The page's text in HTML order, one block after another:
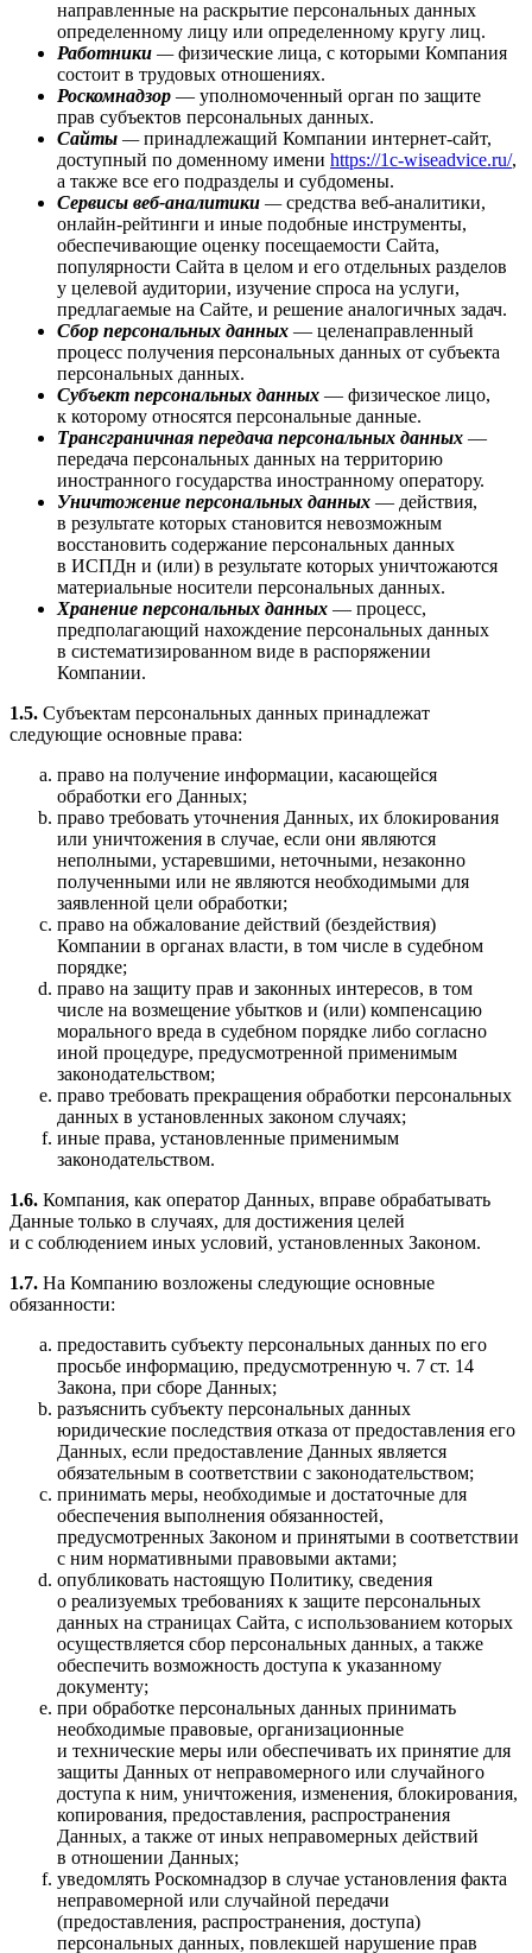
направленные на раскрытие персональных данных
определенному лицу или определенному кругу лиц.
Работники —физические лица, с которыми Компания
состоит в трудовых отношениях.
Роскомнадзор — уполномоченный орган по защите
прав субъектов персональных данных.
Сайты —принадлежащий Компании интернет-сайт,
доступный по доменному имени https://1c-wiseadvice.ru/,
а также все его подразделы и субдомены.
Сервисы веб-аналитики —средства веб-аналитики,
онлайн-рейтинги и иные подобные инструменты,
обеспечивающие оценку посещаемости Сайта,
популярности Сайта в целом и его отдельных разделов
у целевой аудитории, изучение спроса на услуги,
предлагаемые на Сайте, и решение аналогичных задач.
Сбор персональных данных — целенаправленный
процесс получения персональных данных от субъекта
персональных данных.
Субъект персональных данных — физическое лицо,
к которому относятся персональные данные.
Трансграничная передача персональных данных —
передача персональных данных на территорию
иностранного государства иностранному оператору.
Уничтожение персональных данных — действия,
в результате которых становится невозможным
восстановить содержание персональных данных
в ИСПДн и (или) в результате которых уничтожаются
материальные носители персональных данных.
Хранение персональных данных — процесс,
предполагающий нахождение персональных данных
в систематизированном виде в распоряжении
Компании.
1.5. Субъектам персональных данных принадлежат
следующие основные права:
право на получение информации, касающейся
обработки его Данных;
право требовать уточнения Данных, их блокирования
или уничтожения в случае, если они являются
неполными, устаревшими, неточными, незаконно
полученными или не являются необходимыми для
заявленной цели обработки;
право на обжалование действий (бездействия)
Компании в органах власти, в том числе в судебном
порядке;
право на защиту прав и законных интересов, в том
числе на возмещение убытков и (или) компенсацию
морального вреда в судебном порядке либо согласно
иной процедуре, предусмотренной применимым
законодательством;
право требовать прекращения обработки персональных
данных в установленных законом случаях;
иные права, установленные применимым
законодательством.
1.6. Компания, как оператор Данных, вправе обрабатывать
Данные только в случаях, для достижения целей
и с соблюдением иных условий, установленных Законом.
1.7. На Компанию возложены следующие основные
обязанности:
предоставить субъекту персональных данных по его
просьбе информацию, предусмотренную ч. 7 ст. 14
Закона, при сборе Данных;
разъяснить субъекту персональных данных
юридические последствия отказа от предоставления его
Данных, если предоставление Данных является
обязательным в соответствии с законодательством;
принимать меры, необходимые и достаточные для
обеспечения выполнения обязанностей,
предусмотренных Законом и принятыми в соответствии
с ним нормативными правовыми актами;
опубликовать настоящую Политику, сведения
о реализуемых требованиях к защите персональных
данных на страницах Сайта, с использованием которых
осуществляется сбор персональных данных, а также
обеспечить возможность доступа к указанному
документу;
при обработке персональных данных принимать
необходимые правовые, организационные
и технические меры или обеспечивать их принятие для
защиты Данных от неправомерного или случайного
доступа к ним, уничтожения, изменения, блокирования,
копирования, предоставления, распространения
Данных, а также от иных неправомерных действий
в отношении Данных;
уведомлять Роскомнадзор в случае установления факта
неправомерной или случайной передачи
(предоставления, распространения, доступа)
персональных данных, повлекшей нарушение прав